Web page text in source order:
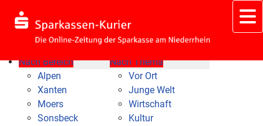
Nach Bereich
Alpen
Xanten
Moers
Sonsbeck
Nach Thema
Vor Ort
Junge Welt
Wirtschaft
Kultur